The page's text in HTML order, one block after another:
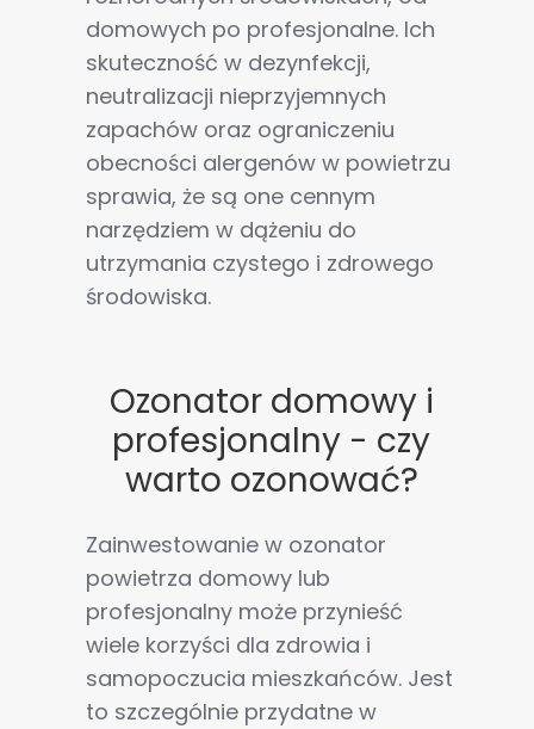
domowych po profesjonalne. Ich
skuteczność w dezynfekcji,
neutralizacji nieprzyjemnych
zapachów oraz ograniczeniu
obecności alergenów w powietrzu
sprawia, że są one cennym
narzędziem w dążeniu do
utrzymania czystego i zdrowego
środowiska.
Ozonator domowy i
profesjonalny - czy
warto ozonować?
Zainwestowanie w ozonator
powietrza domowy lub
profesjonalny może przynieść
wiele korzyści dla zdrowia i
samopoczucia mieszkańców. Jest
to szczególnie przydatne w